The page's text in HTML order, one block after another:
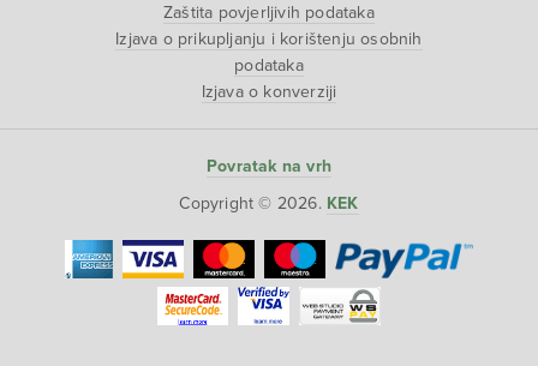
Zaštita povjerljivih podataka
Izjava o prikupljanju i korištenju osobnih
podataka
Izjava o konverziji
Povratak na vrh
Copyright © 2026. KEK